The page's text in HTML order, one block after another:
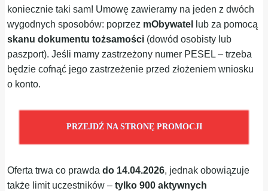
koniecznie taki sam! Umowę zawieramy na jeden z dwóch
wygodnych sposobów: poprzez mObywatel
lub za pomocą
skanu dokumentu tożsamości (dowód osobisty lub
paszport). Jeśli mamy zastrzeżony numer PESEL – trzeba
będzie cofnąć jego zastrzeżenie przed złożeniem wniosku
o konto.
PRZEJDŹ NA STRONĘ PROMOCJI
Oferta trwa co prawdado 14.04.2026, jednak obowiązuje
także limit uczestników –tylko 900 aktywnych